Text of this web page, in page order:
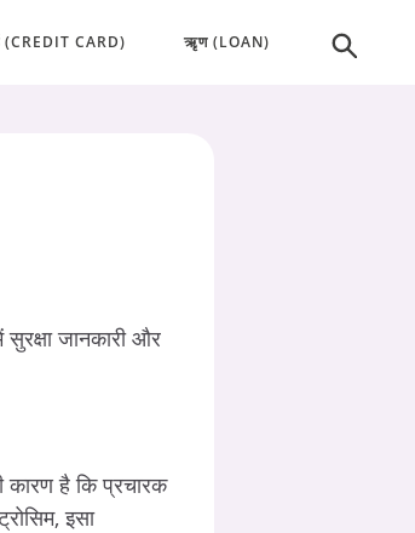
(CREDIT CARD) ऋृण (LOAN)
जानकारी और
है कि प्रचारक
इसा